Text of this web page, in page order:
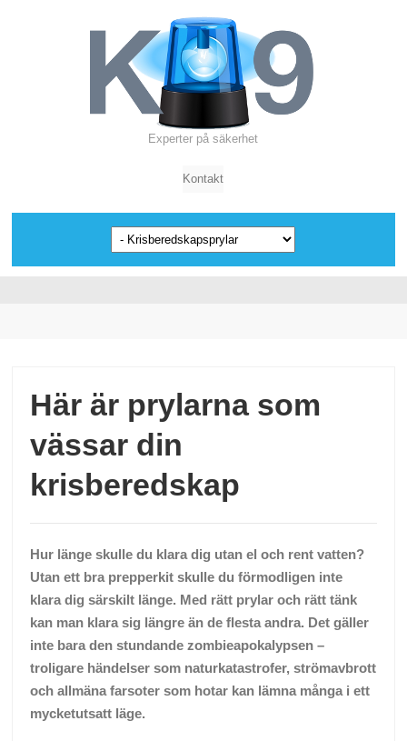
Experter på säkerhet
Kontakt
Här är prylarna som
vässar din
krisberedskap
Hur länge skulle du klara dig utan el och rent vatten?
Utan ett bra prepperkit skulle du förmodligen inte
klara dig särskilt länge. Med rätt prylar och rätt tänk
kan man klara sig längre än de flesta andra. Det gäller
inte bara den stundande zombieapokalypsen –
troligare händelser som naturkatastrofer, strömavbrott
och allmäna farsoter som hotar kan lämna många i ett
mycketutsatt läge.